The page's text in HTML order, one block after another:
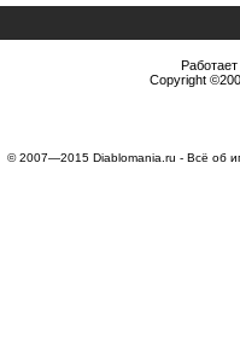
Copyright
© 2007—2015 Diablomania.ru - Всё об